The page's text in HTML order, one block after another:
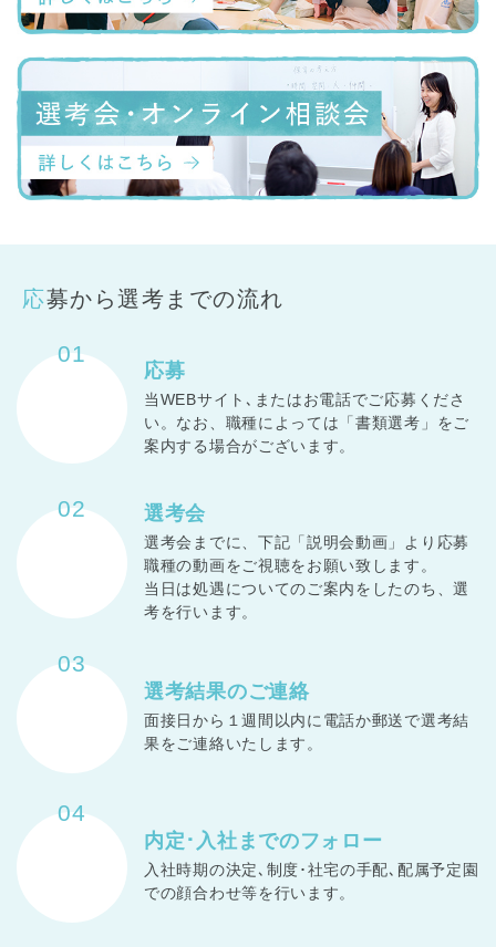
応募から選考までの流れ
01
応募
当WEBサイト､またはお電話でご応募くださ
い。なお、職種によっては「書類選考」をご
案内する場合がございます。
02 選考会
選考会までに、下記「説明会動画」より応募
職種の動画をご視聴をお願い致します。
当日は処遇についてのご案内をしたのち、選
考を行います。
03
選考結果のご連絡
面接日から１週間以内に電話か郵送で選考結
果をご連絡いたします。
04
内定･入社までのフォロー
入社時期の決定､制度･社宅の手配､配属予定園
での顔合わせ等を行います。